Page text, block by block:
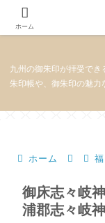
九州の御朱印が拝受で
朱印帳や、御朱印の魅
ホーム
御床志々岐
浦郡志々岐
ホーム